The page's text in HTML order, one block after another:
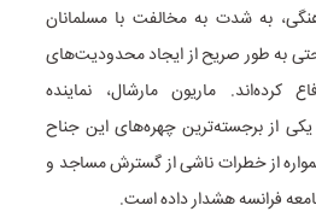
به شدت به مخالفت با مسلمانان
حتی به طور صریح از ایجاد محدودیت‌های
کرده‌اند. ماریون مارشال، نماینده
یکی از برجسته‌ترین چهره‌های این جناح
از خطرات ناشی از گسترش مساجد و
فرانسه هشدار داده است.